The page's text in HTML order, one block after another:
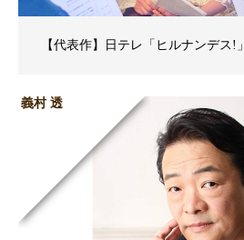
【代表作】日テレ「ヒルナンデス!」
義村 透